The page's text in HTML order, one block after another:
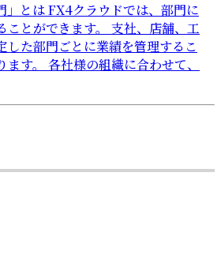
」とは FX4クラウドでは、部門に
ことができます。 支社、店舗、工
した部門ごとに業績を管理するこ
す。 各社様の組織に合わせて、